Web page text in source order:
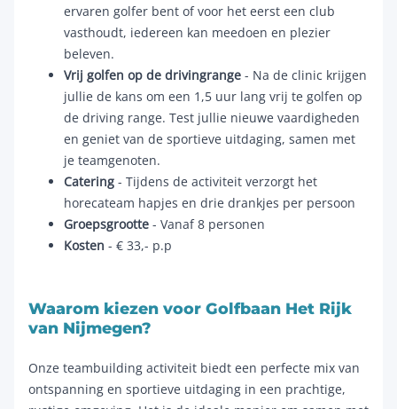
ervaren golfer bent of voor het eerst een club
vasthoudt, iedereen kan meedoen en plezier
beleven.
Vrij golfen op de drivingrange - Na de clinic krijgen
jullie de kans om een 1,5 uur lang vrij te golfen op
de driving range. Test jullie nieuwe vaardigheden
en geniet van de sportieve uitdaging, samen met
je teamgenoten.
Catering - Tijdens de activiteit verzorgt het
horecateam hapjes en drie drankjes per persoon
Groepsgrootte - Vanaf 8 personen
Kosten - € 33,- p.p
Waarom kiezen voor Golfbaan Het Rijk
van Nijmegen?
Onze teambuilding activiteit biedt een perfecte mix van
ontspanning en sportieve uitdaging in een prachtige,